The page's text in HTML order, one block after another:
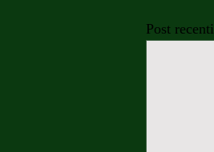
Post recenti